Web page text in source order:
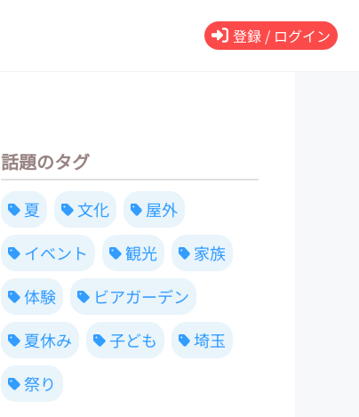
登録 / ログイン
話題のタグ
夏 文化
屋外
イベント
観光
家族
体験
ビアガーデン
夏休み
子ども
埼玉
祭り